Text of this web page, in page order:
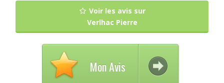
Voir les avis sur
Verlhac Pierre
Mon Avis